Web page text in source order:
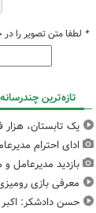
* لطفا متن تصویر را
تازه‌ترین
یک تابستان،
ادای احترام
بازدید مدیرعامل
معرفی بازی
حسن دادشکر: